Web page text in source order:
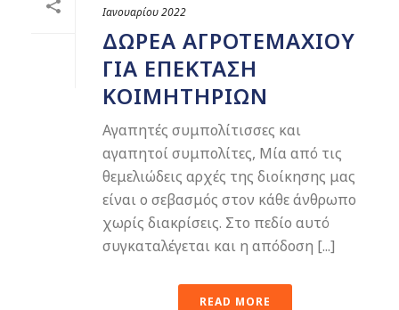
Ιανουαρίου 2022
ΔΩΡΕΆ ΑΓΡΟΤΕΜΑΧΊΟΥ
ΓΙΑ ΕΠΈΚΤΑΣΗ
ΚΟΙΜΗΤΗΡΊΩΝ
Αγαπητές συμπολίτισσες και
αγαπητοί συμπολίτες, Μία από τις
θεμελιώδεις αρχές της διοίκησης μας
είναι ο σεβασμός στον κάθε άνθρωπο
χωρίς διακρίσεις. Στο πεδίο αυτό
συγκαταλέγεται και η απόδοση [...]
READ MORE